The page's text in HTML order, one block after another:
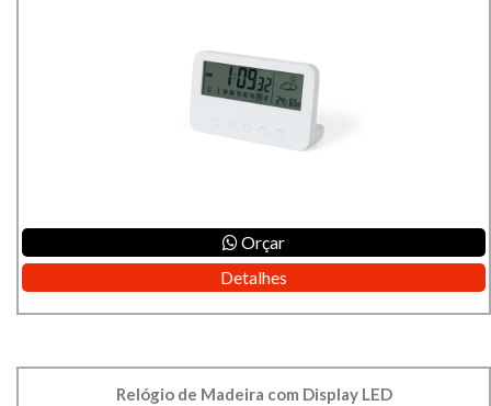
Orçar
Detalhes
Relógio de Madeira com Display LED